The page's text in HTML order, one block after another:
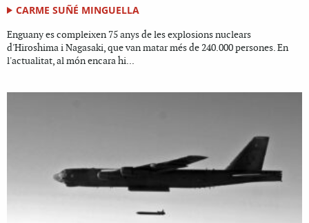
CARME SUÑÉ MINGUELLA
Enguany es compleixen 75 anys de les explosions nuclears
d'Hiroshima i Nagasaki, que van matar més de 240.000 persones. En
l'actualitat, al món encara hi...